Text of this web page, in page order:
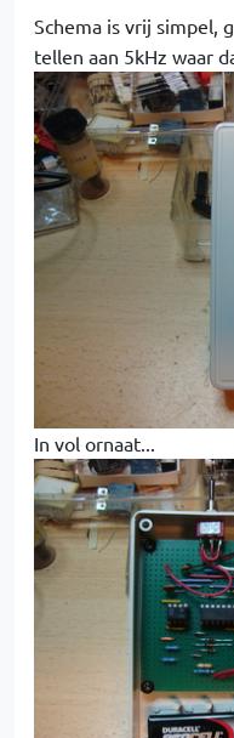
Schema is vrij simpel,
tellen aan 5kHz waar
In vol ornaat...